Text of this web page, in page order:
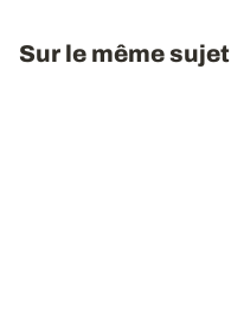
Sur le même sujet